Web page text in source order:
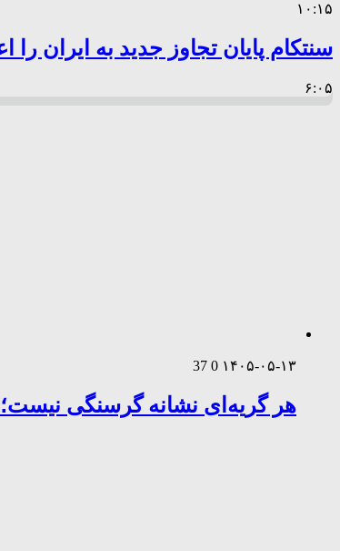
۱۰:۱۵
سنتکام پایان تجاوز جدید به ایران را
۶:۰۵
۱۴۰۵-۰۵-۱۳ 0
37
هر گریه‌ای نشانه گرسنگی نیست؛